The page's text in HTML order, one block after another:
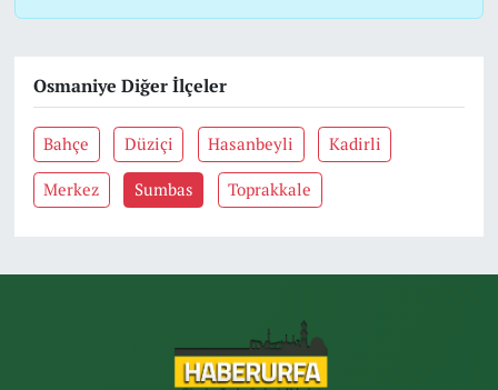
Osmaniye Diğer İlçeler
Bahçe Düziçi Hasanbeyli Kadirli
Merkez Sumbas Toprakkale